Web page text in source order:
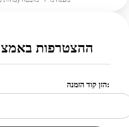
ההצטרפות
הזן קוד הזמנה: